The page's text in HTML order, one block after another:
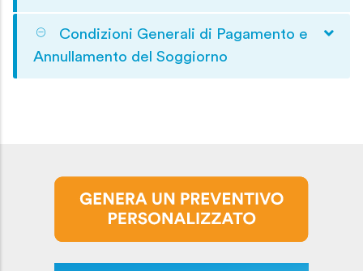
Condizioni Generali di Pagamento e
Annullamento del Soggiorno